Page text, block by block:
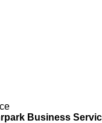
Business